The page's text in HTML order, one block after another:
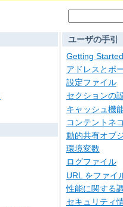
ユーザの手引
Getting Started
アドレスとポ
設定ファイル
セクションの
キャッシュ機
コンテントネ
動的共有オブ
環境変数
ログファイル
URL をファイ
性能に関する
セキュリティ